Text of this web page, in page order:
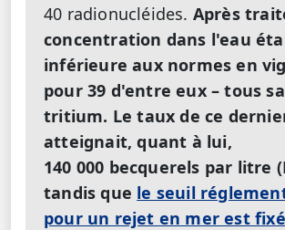
40 radionucléides. Après
concentration dans l'eau
inférieure aux normes en
pour 39 d'entre eux – tous
tritium. Le taux de ce
atteignait, quant à lui,
140 000 becquerels par litre
tandis que le seuil
pour un rejet en mer est